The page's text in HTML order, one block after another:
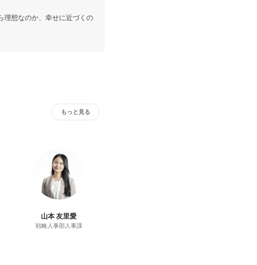
理想なのか、幸せに近づくの
もっと見る
山本 友里愛
戦略人事部人事課